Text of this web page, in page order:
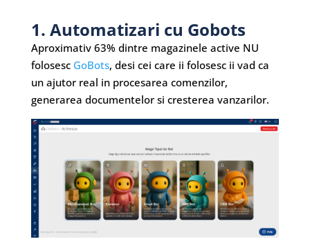
1. Automatizari cu Gobots
Aproximativ 63% dintre magazinele active NU
folosesc GoBots, desi cei care ii folosesc ii vad ca
un ajutor real in procesarea comenzilor,
generarea documentelor si cresterea vanzarilor.